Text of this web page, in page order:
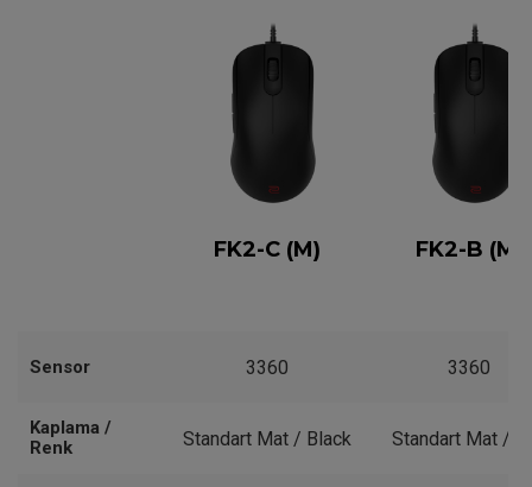
Sensor
Kaplama /
Renk
FK2-C (M)
3360
Standart Mat / Black
FK2-B (M)
3360
Standart Mat /